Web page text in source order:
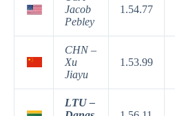
Jacob
Pebley
1.54.77
CHN –
Xu
Jiayu
1.53.99
LTU –